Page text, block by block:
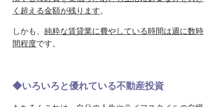
く超える金額が残ります。
しかも、 純粋な賃貸業に費やしている時間は週に数時
間程度です。
◆いろいろと優れている不動産投資